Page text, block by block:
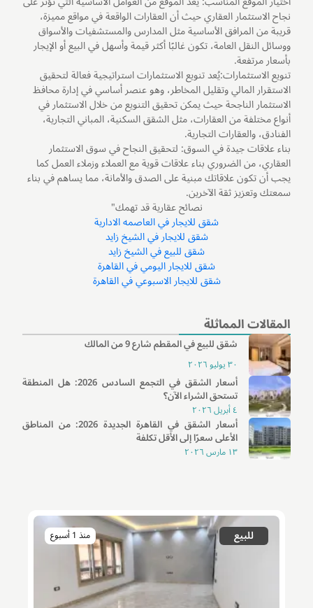
المقالات المماثلة
شقق للبيع في المقطم شارع 9 من المالك
٣٠ يوليو ٢٠٢٦
أسعار الشقق في التجمع السادس 2026: هل المنطقة
تستحق الشراء الآن؟
٤ أبريل ٢٠٢٦
أسعار الشقق في القاهرة الجديدة 2026: من المناطق
الأعلى سعرًا إلى الأقل تكلفة
١٣ مارس ٢٠٢٦
نجاح الاستثمار العقاري حيث أن العقارات الواقعة في مواقع مميزة،
قريبة من المرافق الأساسية مثل المدارس والمستشفيات والأسواق
ووسائل النقل العامة، تكون غالبًا أكثر قيمة وأسهل في البيع أو الإيجار
بأسعار مرتفعة.
تنويع الاستثمارات:يُعد تنويع الاستثمارات استراتيجية فعالة لتحقيق
الاستقرار المالي وتقليل المخاطر، وهو عنصر أساسي في إدارة محافظ
الاستثمار الناجحة حيث يمكن تحقيق التنويع من خلال الاستثمار في
أنواع مختلفة من العقارات، مثل الشقق السكنية، المباني التجارية،
الفنادق، والعقارات التجارية.
بناء علاقات جيدة في السوق: لتحقيق النجاح في سوق الاستثمار
العقاري، من الضروري بناء علاقات قوية مع العملاء وزملاء العمل كما
يجب أن تكون علاقاتك مبنية على الصدق والأمانة، مما يساهم في بناء
سمعتك وتعزيز ثقة الآخرين.
نصائح عقارية قد تهمك"
شقق للايجار في العاصمه الادارية
شقق للايجار في الشيخ زايد
شقق للبيع في الشيخ زايد
شقق للايجار اليومي في القاهرة
شقق للايجار الاسبوعي في القاهرة
للبيع منذ 1 أسبوع